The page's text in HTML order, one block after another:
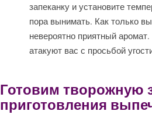
запеканку и установите
пора вынимать. Как только
невероятно приятный
атакуют вас с просьбой
Готовим творожную
приготовления